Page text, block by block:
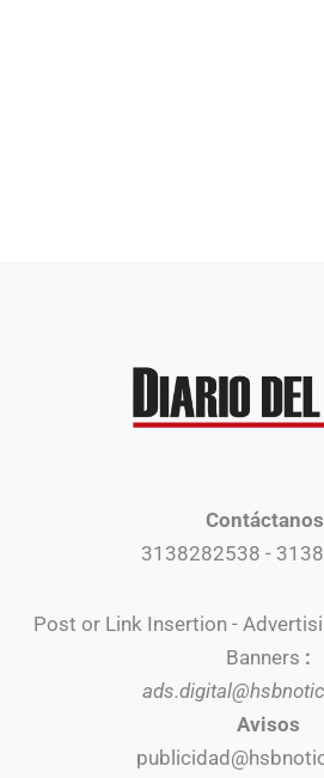
3138282538 -
Post or Link Insertion -
Banners :
Avisos